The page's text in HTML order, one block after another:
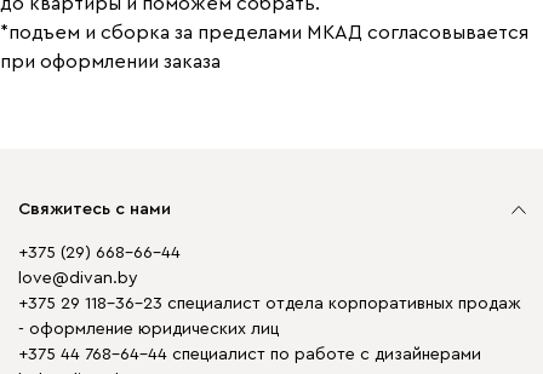
*подъем и сборка за пределами МКАД согласовывается
при оформлении заказа
Свяжитесь с нами
+375 (29) 668-66-44
love@divan.by
+375 29 118-36-23 специалист отдела корпоративных продаж
- оформление юридических лиц
+375 44 768-64-44 специалист по работе с дизайнерами